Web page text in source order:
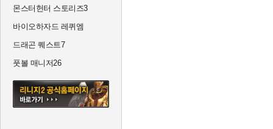
몬스터헌터 스토리즈3
바이오하자드 레퀴엠
드래곤 퀘스트7
풋볼 매니저26